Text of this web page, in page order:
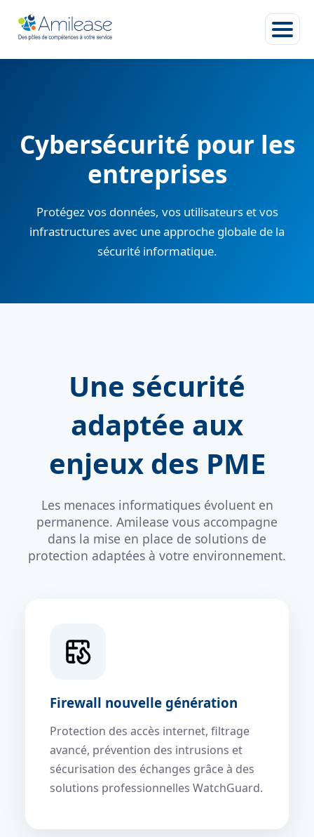
Cybersécurité pour les
entreprises
Protégez vos données, vos utilisateurs et vos
infrastructures avec une approche globale de la
sécurité informatique.
Une sécurité
adaptée aux
enjeux des PME
Les menaces informatiques évoluent en
permanence. Amilease vous accompagne
dans la mise en place de solutions de
protection adaptées à votre environnement.
Firewall nouvelle génération
Protection des accès internet, filtrage
avancé, prévention des intrusions et
sécurisation des échanges grâce à des
solutions professionnelles WatchGuard.